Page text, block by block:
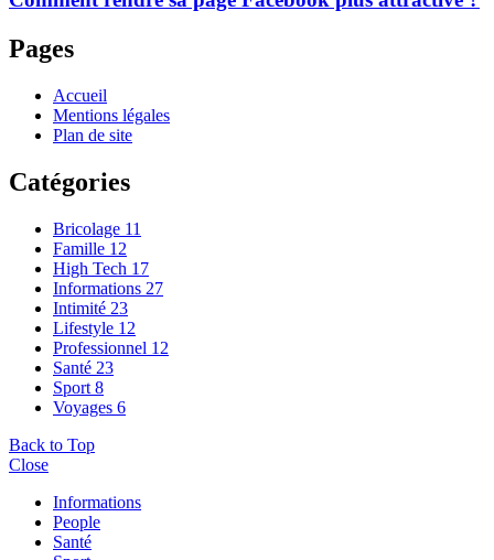
Pages
Accueil
Mentions légales
Plan de site
Catégories
Bricolage 11
Famille 12
High Tech 17
Informations 27
Intimité 23
Lifestyle 12
Professionnel 12
Santé 23
Sport 8
Voyages 6
Back to Top
Close
Informations
People
Santé